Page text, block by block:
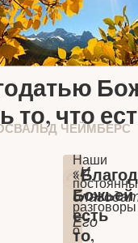
то, чтоЧЕЙМБЕРС
Божьей
есть
то,
«И
Его
Наши
разговоры
о